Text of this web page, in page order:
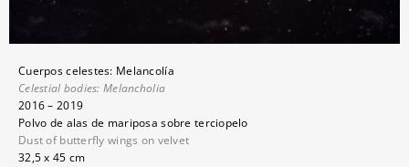
Cuerpos celestes: Melancolía
Celestial bodies:Melancholia
2016 – 2019
Polvo de alas de mariposa sobre terciopelo
Dust of butterfly wings on velvet
32,5 x 45 cm